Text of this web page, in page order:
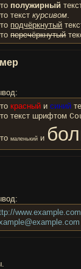
полужирный
тексткурсивом.
подчёркнутый
перечёркнутый
красный исиний
текст шрифтом
маленький и
www.example.com